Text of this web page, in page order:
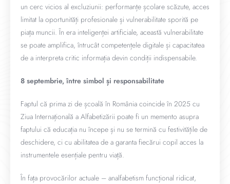
un cerc vicios al excluziunii: performanțe școlare scăzute, acces
limitat la oportunități profesionale și vulnerabilitate sporită pe
piața muncii. În era inteligenței artificiale, această vulnerabilitate
se poate amplifica, întrucât competențele digitale și capacitatea
de a interpreta critic informația devin condiții indispensabile.
8 septembrie, între simbol și responsabilitate
Faptul că prima zi de școală în România coincide în 2025 cu
Ziua Internațională a Alfabetizării poate fi un memento asupra
faptului că educația nu începe și nu se termină cu festivitățile de
deschidere, ci cu abilitatea de a garanta fiecărui copil acces la
instrumentele esențiale pentru viață.
În fața provocărilor actuale – analfabetism funcțional ridicat,